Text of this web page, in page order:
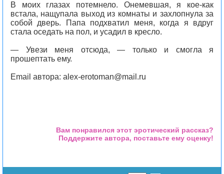
В моих глазах потемнело. Онемевшая, я кое-как
встала, нащупала выход из комнаты и захлопнула за
собой дверь. Папа подхватил меня, когда я вдруг
стала оседать на пол, и усадил в кресло.
— Увези меня отсюда, — только и смогла я
прошептать ему.
Email автора: alex-erotoman@mail.ru
Вам понравился этот эротический рассказ?
Поддержите автора, поставьте ему оценку!